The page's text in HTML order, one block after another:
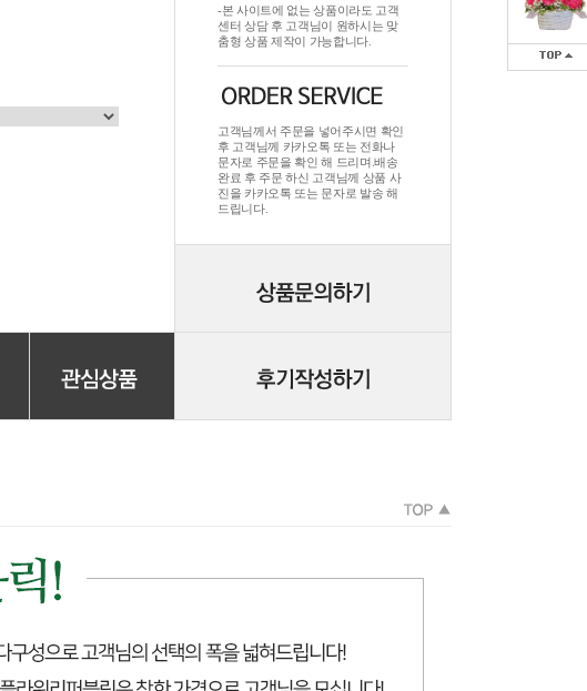
-본 사이트에 없는 상품이라도 고객
센터 상담 후 고객님이 원하시는 맞
춤형 상품 제작이 가능합니다.
고객님께서 주문을 넣어주시면 확인
후 고객님께 카카오톡 또는 전화나
문자로 주문을 확인 해 드리며.배송
완료 후 주문 하신 고객님께 상품 사
진을 카카오톡 또는 문자로 발송 해
드립니다.